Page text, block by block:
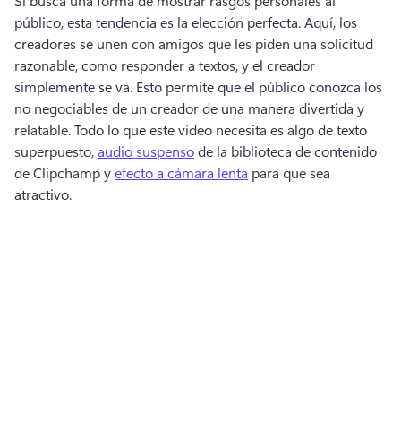
público, esta tendencia es la elección perfecta. Aquí, los
creadores se unen con amigos que les piden una solicitud
razonable, como responder a textos, y el creador
simplemente se va. Esto permite que el público conozca los
no negociables de un creador de una manera divertida y
relatable. Todo lo que este vídeo necesita es algo de texto
superpuesto, audio suspenso de la biblioteca de contenido
de Clipchamp y efecto a cámara lenta para que sea
atractivo.